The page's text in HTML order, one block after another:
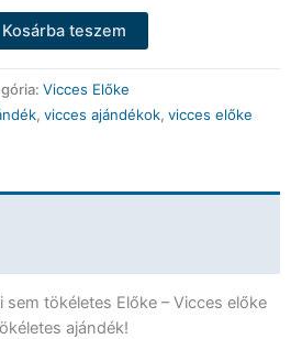
Kosárba teszem
Vicces Előke
, vicces ajándékok, vicces előke
sem tökéletes Előke – Vicces előke
ajándék!